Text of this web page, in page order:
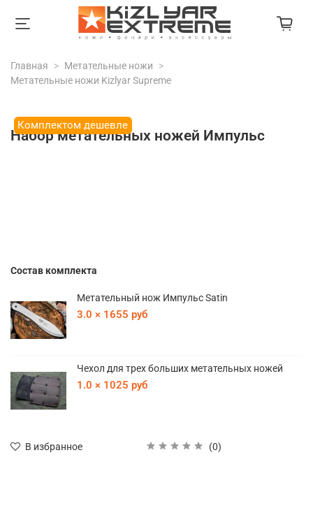
Главная
Метательные ножи
Метательные ножи Kizlyar Supreme
Комплектом дешевле
Набор метательных ножей Импульс
(0)
В избранное
Состав комплекта
Метательный нож Импульс Satin
3.0 × 1655 руб
Чехол для трех больших метательных ножей
1.0 × 1025 руб